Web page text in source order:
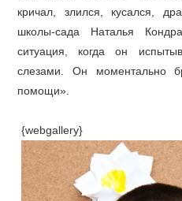
кричал, злился, кусался,
школы-сада Наталья
ситуация, когда он
слезами. Он моментально
помощи».
{webgallery}